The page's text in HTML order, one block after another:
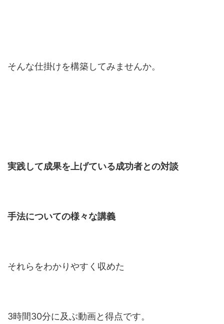
そんな仕掛けを構築してみませんか。
実践して成果を上げている成功者との対談
手法についての様々な講義
それらをわかりやすく収めた
3時間30分に及ぶ動画と得点です。